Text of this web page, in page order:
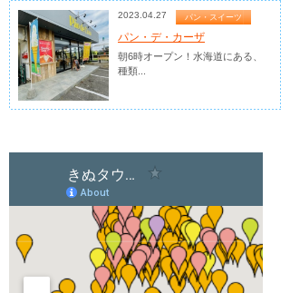
2023.04.27 パン・スイーツ
パン・デ・カーザ
朝6時オープン！水海道にある、
種類...